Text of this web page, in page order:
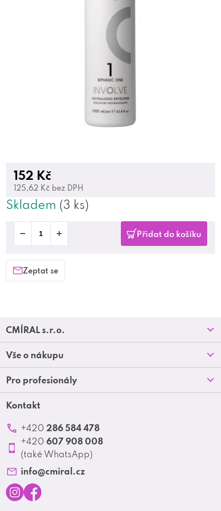
152 Kč
125,62 Kč bez DPH
Skladem (3 ks)
Přidat do košíku
Zeptat se
Z
á
p
a
CMÍRAL s.r.o.
Prodejny
O nás
Blog
Kontakt
Vše o nákupu
Doprava a platba
Obchodní podmínky
Reklamace a vrácení zboží
Ochrana osobních údajů
Pro profesionály
Akční letáky
Produktové katalogy
Profesionální spolupráce
Matrix Club
Kontakt
+420 286 584 478
+420 607 908 008
(také WhatsApp)
info@cmiral.cz